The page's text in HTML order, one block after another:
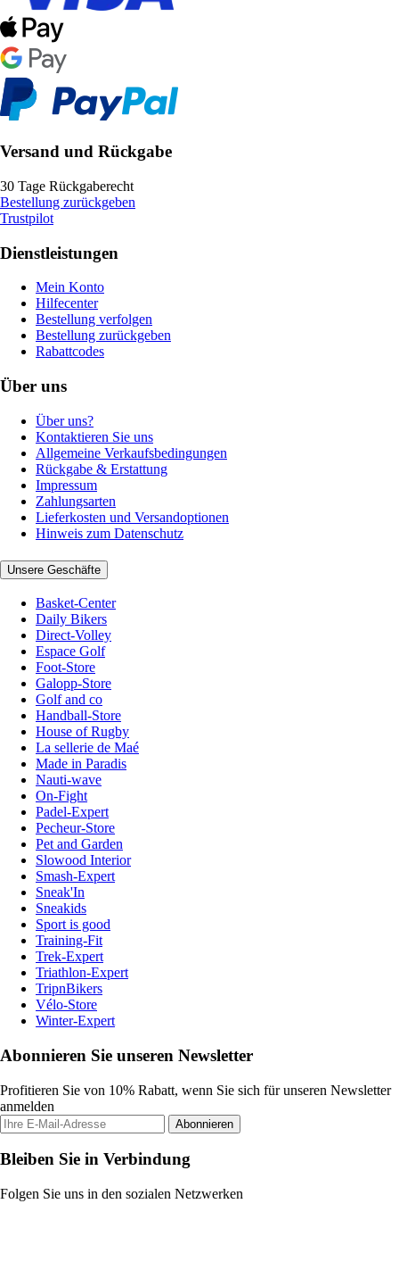
Versand und Rückgabe
30 Tage Rückgaberecht
Bestellung zurückgeben
Trustpilot
Dienstleistungen
Mein Konto
Hilfecenter
Bestellung verfolgen
Bestellung zurückgeben
Rabattcodes
Über uns
Über uns?
Kontaktieren Sie uns
Allgemeine Verkaufsbedingungen
Rückgabe & Erstattung
Impressum
Zahlungsarten
Lieferkosten und Versandoptionen
Hinweis zum Datenschutz
Unsere Geschäfte
Basket-Center
Daily Bikers
Direct-Volley
Espace Golf
Foot-Store
Galopp-Store
Golf and co
Handball-Store
House of Rugby
La sellerie de Maé
Made in Paradis
Nauti-wave
On-Fight
Padel-Expert
Pecheur-Store
Pet and Garden
Slowood Interior
Smash-Expert
Sneak'In
Sneakids
Sport is good
Training-Fit
Trek-Expert
Triathlon-Expert
TripnBikers
Vélo-Store
Winter-Expert
Abonnieren Sie unseren Newsletter
Profitieren Sie von 10% Rabatt, wenn Sie sich für unseren Newsletter
anmelden
Abonnieren
Bleiben Sie in Verbindung
Folgen Sie uns in den sozialen Netzwerken